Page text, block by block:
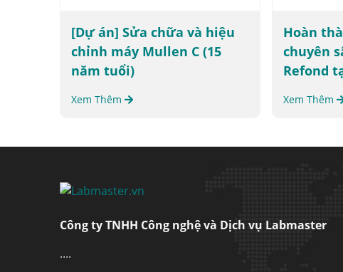
[Dự án] Sửa chữa và hiệu
chỉnh máy Mullen C (15
năm tuổi)
Xem Thêm
Hoàn
chuyên
Refond
Xem Thêm
Công ty TNHH Công nghệ và Dịch vụ Labmaster
....